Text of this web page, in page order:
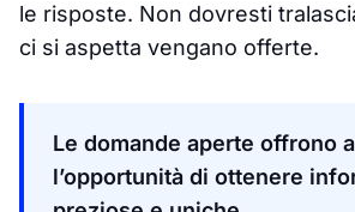
le risposte. Non dovresti
ci si aspetta vengano offerte.
Le domande aperte offrono
l’opportunità di ottenere